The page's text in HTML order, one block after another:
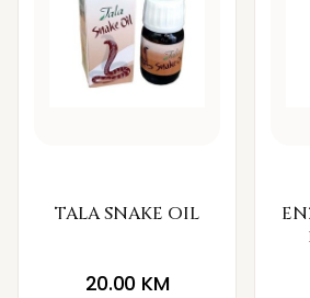
TALA SNAKE OIL
20.00 KM